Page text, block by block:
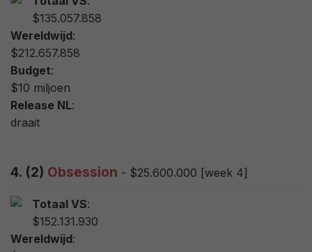
$135.057.858
Wereldwijd:
$212.657.858
Budget:
$10 miljoen
Release NL:
draait
4. (2) Obsession - $25.600.000 [week 4]
Totaal VS:
$152.131.930
Wereldwijd: